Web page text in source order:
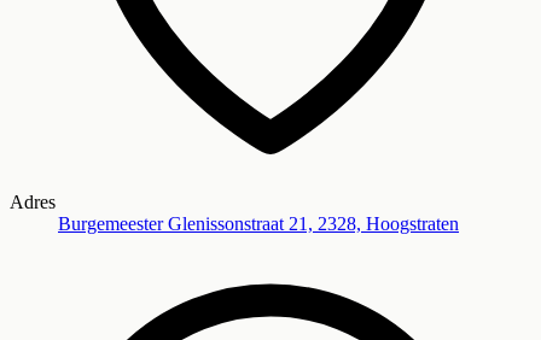
Adres
Burgemeester Glenissonstraat 21, 2328, Hoogstraten